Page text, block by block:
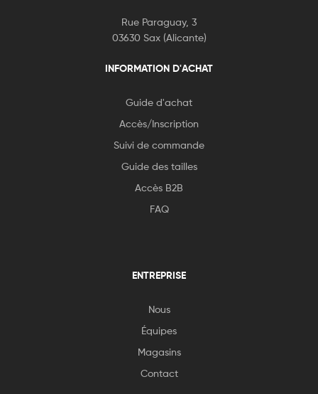
Rue Paraguay, 3
03630 Sax (Alicante)
INFORMATION D'ACHAT
Guide d'achat
Accès/Inscription
Suivi de commande
Guide des tailles
Accès B2B
FAQ
ENTREPRISE
Nous
Équipes
Magasins
Contact